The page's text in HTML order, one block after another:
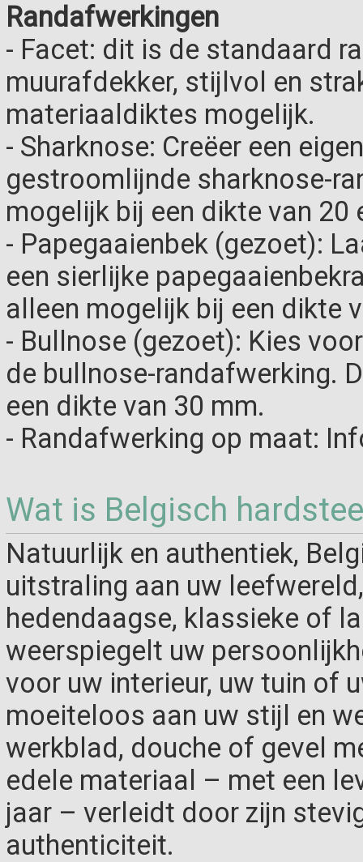
Randafwerkingen
- Facet: dit is de standaard
muurafdekker, stijlvol en
materiaaldiktes mogelijk.
- Sharknose: Creëer een
gestroomlijnde sharknose-
mogelijk bij een dikte van 20
- Papegaaienbek (gezoet):
een sierlijke
alleen mogelijk bij een dikte
- Bullnose (gezoet): Kies
de bullnose-randafwerking.
een dikte van 30 mm.
- Randafwerking op maat:
Wat is Belgisch
Natuurlijk en authentiek,
uitstraling aan uw
hedendaagse, klassieke of
weerspiegelt uw
voor uw interieur, uw tuin of
moeiteloos aan uw stijl en
werkblad, douche of gevel
edele materiaal – met een
jaar – verleidt door zijn
authenticiteit.